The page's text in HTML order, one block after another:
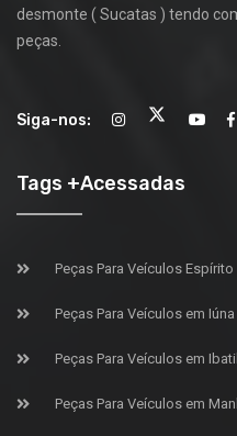
desmonte ( Sucatas ) tendo
peças.
Siga-nos:
Tags +Acessadas
Peças Para Veículos Espírito
Peças Para Veículos em Iúna
Peças Para Veículos em
Peças Para Veículos em